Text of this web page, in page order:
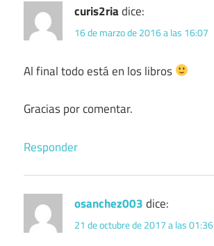
curis2riadice:
16 de marzo de 2016 a las 16:07
Al final todo está en los libros
Gracias por comentar.
Responder
osanchez003dice:
21 de octubre de 2017 a las 01:36